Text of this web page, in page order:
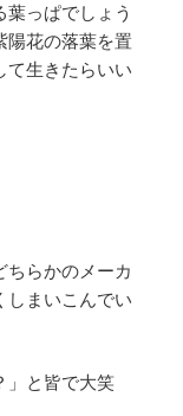
っぱでしょう
陽花の落葉を置
て生きたらいい
ちらかのメーカ
しまいこんでい
」と皆で大笑